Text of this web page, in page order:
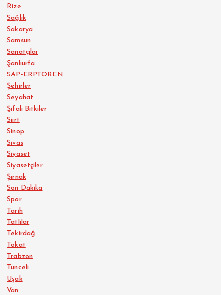
Rize
Sağlık
Sakarya
Samsun
Sanatçılar
Şanlıurfa
SAP-ERPTOREN
Şehirler
Seyahat
Şifalı Bitkiler
Siirt
Sinop
Sivas
Siyaset
Siyasetçiler
Şırnak
Son Dakika
Spor
Tarih
Tatlılar
Tekirdağ
Tokat
Trabzon
Tunceli
Uşak
Van